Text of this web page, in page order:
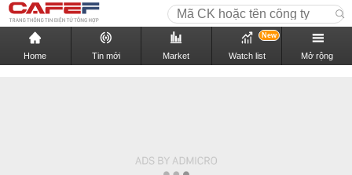
Home Tin mới Market Watch list
New
Mở rộng